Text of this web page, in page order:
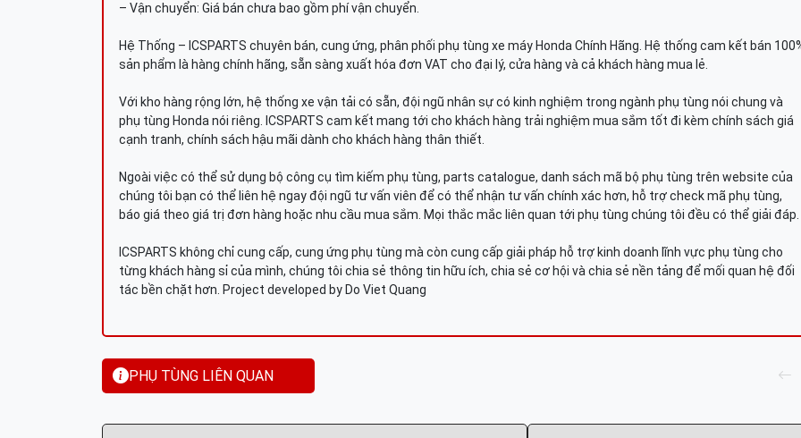
– Vận chuyển: Giá bán chưa bao gồm phí vận chuyển.
Hệ Thống – ICSPARTS chuyên bán, cung ứng, phân phối phụ tùng xe máy Honda Chính Hãng. Hệ thống cam kết bán
sản phẩm là hàng chính hãng, sẵn sàng xuất hóa đơn VAT cho đại lý, cửa hàng và cả khách hàng mua lẻ.
Với kho hàng rộng lớn, hệ thống xe vận tải có sẵn, đội ngũ nhân sự có kinh nghiệm trong ngành phụ tùng nói chung và
phụ tùng Honda nói riêng. ICSPARTS cam kết mang tới cho khách hàng trải nghiệm mua sắm tốt đi kèm chính sách giá
cạnh tranh, chính sách hậu mãi dành cho khách hàng thân thiết.
Ngoài việc có thể sử dụng bộ công cụ tìm kiếm phụ tùng, parts catalogue, danh sách mã bộ phụ tùng trên website của
chúng tôi bạn có thể liên hệ ngay đội ngũ tư vấn viên để có thể nhận tư vấn chính xác hơn, hỗ trợ check mã phụ tùng,
báo giá theo giá trị đơn hàng hoặc nhu cầu mua sắm. Mọi thắc mắc liên quan tới phụ tùng chúng tôi đều có thể giải đáp.
ICSPARTS không chỉ cung cấp, cung ứng phụ tùng mà còn cung cấp giải pháp hỗ trợ kinh doanh lĩnh vực phụ tùng cho
từng khách hàng sỉ của mình, chúng tôi chia sẻ thông tin hữu ích, chia sẻ cơ hội và chia sẻ nền tảng để mối quan hệ đối
tác bền chặt hơn. Project developed by Do Viet Quang
PHỤ TÙNG LIÊN QUAN